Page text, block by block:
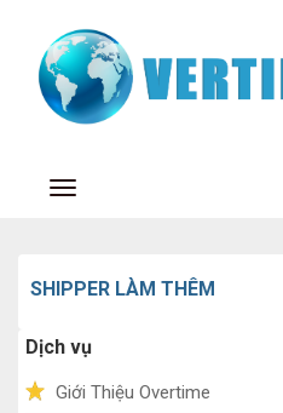
Toggle navigation
SHIPPER LÀM THÊM
Dịch vụ
Giới Thiệu Overtime